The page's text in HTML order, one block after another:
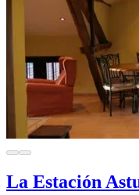
La Estación